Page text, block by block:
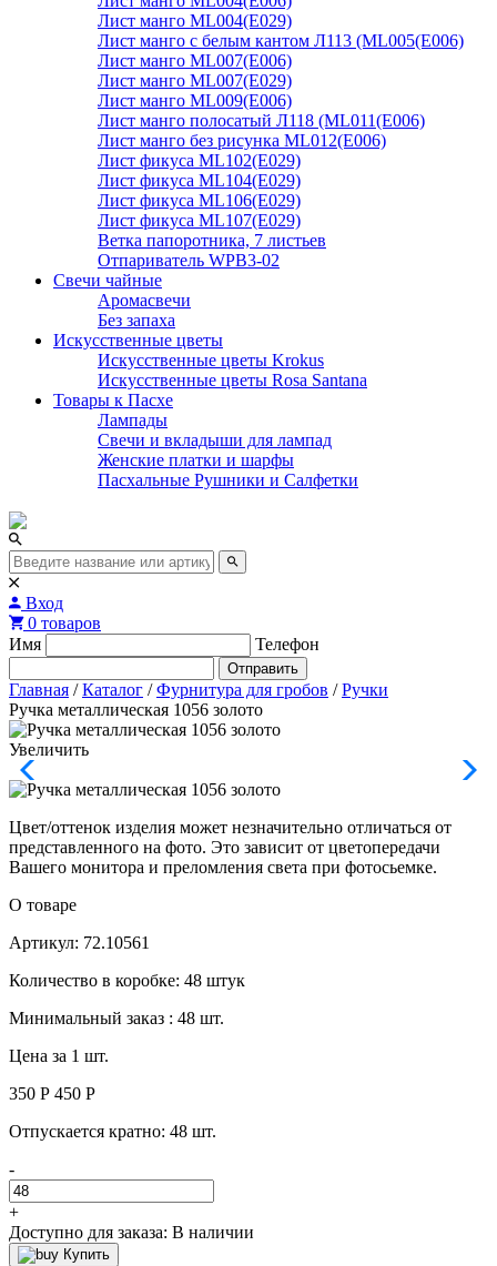
Лист манго ML004(E029)
Лист манго с белым кантом Л113 (ML005(E006)
Лист манго ML007(E006)
Лист манго ML007(E029)
Лист манго ML009(E006)
Лист манго полосатый Л118 (ML011(E006)
Лист манго без рисунка ML012(E006)
Лист фикуса ML102(E029)
Лист фикуса ML104(E029)
Лист фикуса ML106(E029)
Лист фикуса ML107(E029)
Ветка папоротника, 7 листьев
Отпариватель WPB3-02
Свечи чайные
Аромасвечи
Без запаха
Искусственные цветы
Искусственные цветы Krokus
Искусственные цветы Rosa Santana
Товары к Пасхе
Лампады
Свечи и вкладыши для лампад
Женские платки и шарфы
Пасхальные Рушники и Салфетки
Вход
0 товаров
Имя
Телефон
Отправить
Главная / Каталог / Фурнитура для гробов / Ручки
Ручка металлическая 1056 золото
Увеличить
Цвет/оттенок изделия может незначительно отличаться от
представленного на фото. Это зависит от цветопередачи
Вашего монитора и преломления света при фотосьемке.
О товаре
Артикул: 72.10561
Количество в коробке: 48 штук
Минимальный заказ : 48 шт.
Цена за 1 шт.
350 Р 450 P
Отпускается кратно: 48 шт.
-
+
Доступно для заказа: В наличии
Купить